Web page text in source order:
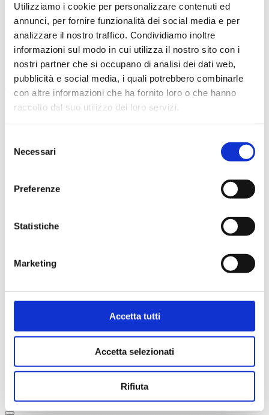
Utilizziamo i cookie per personalizzare contenuti ed
annunci, per fornire funzionalità dei social media e per
analizzare il nostro traffico. Condividiamo inoltre
informazioni sul modo in cui utilizza il nostro sito con i
nostri partner che si occupano di analisi dei dati web,
pubblicità e social media, i quali potrebbero combinarle
con altre informazioni che ha fornito loro o che hanno
raccolto dal suo utilizzo dei loro servizi.
delNecessari
Preferenze
Statistiche
Marketing
Accetta tutti
Accetta selezionati
Rifiuta
14Lavorazione
15Trattamento superficiale
Corrosione
17Economia
18Database per la formazione e condivisione
19 Calcoli strutturali
Contenuti
1L’alluminio, i profilati e Hydro
5Scelta della lega giusta
7.2
7.5
7.8
La banca delle idee – giunzioni meccaniche
10Giunzione mediante saldatura per fusione
11Giunzione mediante saldatura a frizione (FSW)
Tolleranze dei profilati
14Lavorazione
Trattamento superficiale
17Economia